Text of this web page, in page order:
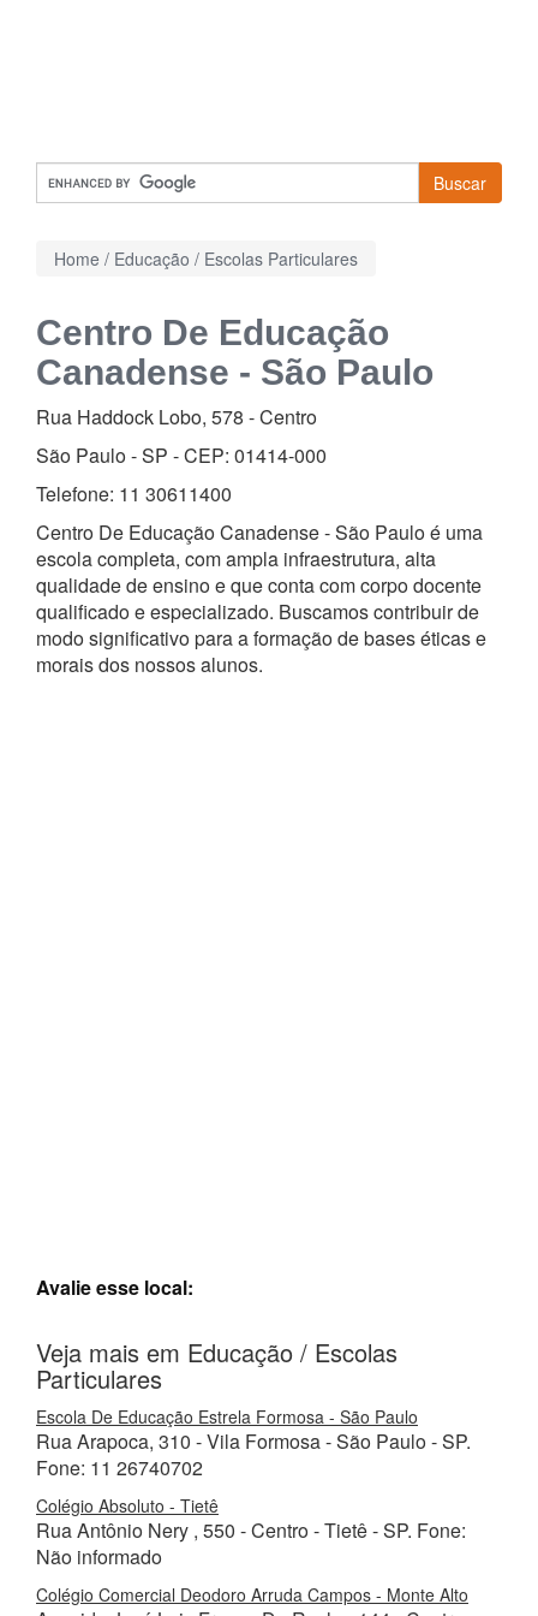
Buscar
Home / Educação / Escolas Particulares
Centro De Educação
Canadense - São Paulo
Rua Haddock Lobo, 578 -Centro
São Paulo - SP - CEP: 01414-000
Telefone: 11 30611400
Centro De Educação Canadense - São Paulo é uma
escola completa, com ampla infraestrutura, alta
qualidade de ensino e que conta com corpo docente
qualificado e especializado. Buscamos contribuir de
modo significativo para a formação de bases éticas e
morais dos nossos alunos.
Avalie esse local:
Veja mais em Educação / Escolas
Particulares
Escola De Educação Estrela Formosa - São Paulo
Rua Arapoca, 310 - Vila Formosa - São Paulo - SP.
Fone: 11 26740702
Colégio Absoluto - Tietê
Rua Antônio Nery , 550 - Centro - Tietê - SP. Fone:
Não informado
Colégio Comercial Deodoro Arruda Campos - Monte Alto